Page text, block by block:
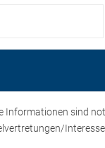
Informationen sind